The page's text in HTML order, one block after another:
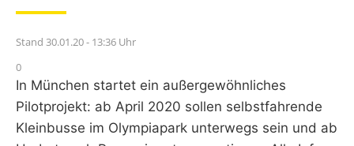
Stand 30.01.20 - 13:36 Uhr
0
In München startet ein außergewöhnliches
Pilotprojekt: ab April 2020 sollen selbstfahrende
Kleinbusse im Olympiapark unterwegs sein und ab